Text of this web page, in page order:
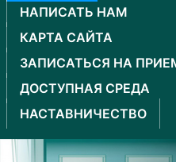
НАПИСАТЬ НАМ
КАРТА САЙТА
ЗАПИСАТЬСЯ НА
ДОСТУПНАЯ СРЕДА
НАСТАВНИЧЕСТВО